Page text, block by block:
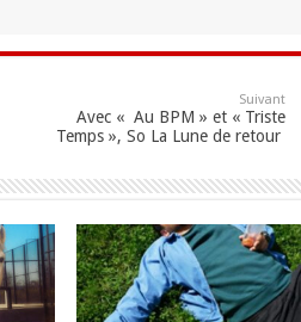
Suivant
Avec « Au BPM » et « Triste
Temps », So La Lune de retour